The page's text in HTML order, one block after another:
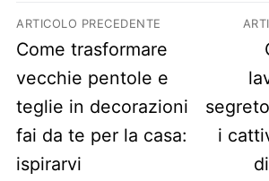
Navigazione articoli
ARTICOLO PRECEDENTE
Previous post:
Come trasformare
vecchie pentole e
teglie in decorazioni
fai da te per la casa:
ispirarvi
i